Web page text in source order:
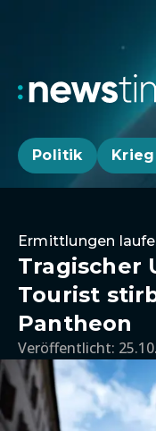
Politik
Ermittlungen
Tragischer
Tourist
Pantheon
Veröffentlicht: